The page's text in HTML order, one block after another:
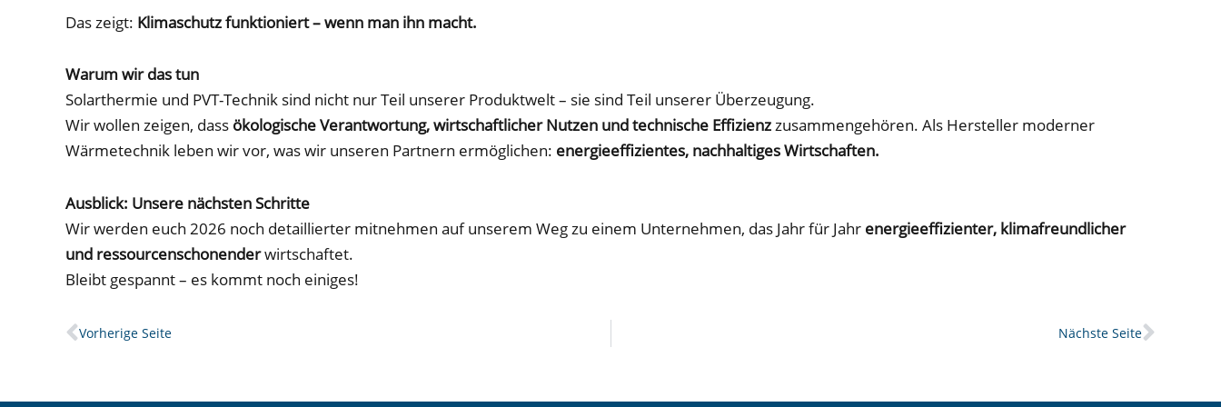
Das zeigt: Klimaschutz funktioniert – wenn man ihn macht.
Warum wir das tun
Solarthermie und PVT-Technik sind nicht nur Teil unserer Produktwelt – sie sind Teil unserer Überzeugung.
Wir wollen zeigen, dass ökologische Verantwortung, wirtschaftlicher Nutzen und technische Effizienzzusammengehören. Als Hersteller moderner
Wärmetechnik leben wir vor, was wir unseren Partnern ermöglichen: energieeffizientes, nachhaltiges Wirtschaften.
Ausblick: Unsere nächsten Schritte
Wir werden euch 2026 noch detaillierter mitnehmen auf unserem Weg zu einem Unternehmen, das Jahr für Jahr energieeffizienter, klimafreundlicher
und ressourcenschonenderwirtschaftet.
Bleibt gespannt – es kommt noch einiges!
Prev
Vorherige Seite Nächste Seite